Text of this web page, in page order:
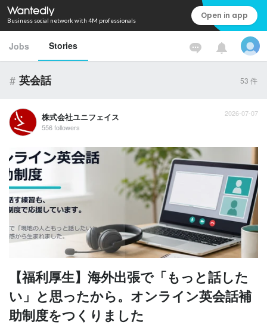
Business social network with 4M professionals Open in app
Jobs Stories
# 英会話 53 件
株式会社ユニフェイス
556 followers
2026-07-07
【福利厚生】海外出張で「もっと話した
い」と思ったから。オンライン英会話補
助制度をつくりました